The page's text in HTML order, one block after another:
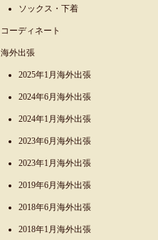
ソックス・下着
コーディネート
海外出張
2025年1月海外出張
2024年6月海外出張
2024年1月海外出張
2023年6月海外出張
2023年1月海外出張
2019年6月海外出張
2018年6月海外出張
2018年1月海外出張